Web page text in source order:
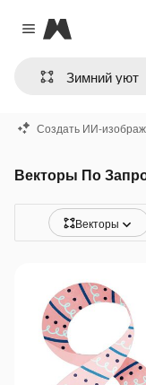
Close menu
Magnific
Создать ИИ-
Векторы По
Векторы